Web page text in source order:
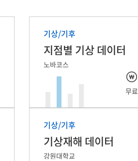
기상/기후
지점별 기상 데이터
노바코스
무료
기상/기후
기상재해 데이터
강원대학교